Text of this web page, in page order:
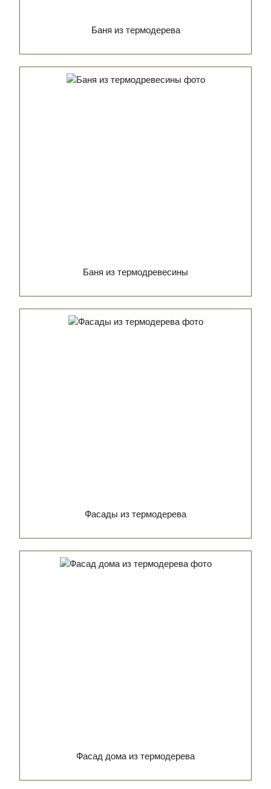
Баня из термодерева
Баня из термодревесины
Фасады из термодерева
Фасад дома из термодерева